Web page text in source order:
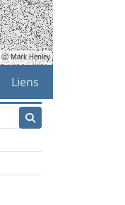
ⓒ Mark Henley
Liens